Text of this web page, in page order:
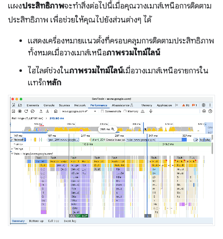
แผงประสิทธิภาพจะทําสิ่งต่อไปนี้เมื่อคุณวางเมาส์เหนือการติดตาม
ประสิทธิภาพ เพื่อช่วยให้คุณไปยังส่วนต่างๆ ได้
แสดงเครื่องหมายแนวตั้งที่ครอบคลุมการติดตามประสิทธิภาพ
ทั้งหมดเมื่อวางเมาส์เหนือภาพรวมไทม์ไลน์
ไฮไลต์ช่วงในภาพรวมไทม์ไลน์เมื่อวางเมาส์เหนือรายการใน
แทร็กหลัก